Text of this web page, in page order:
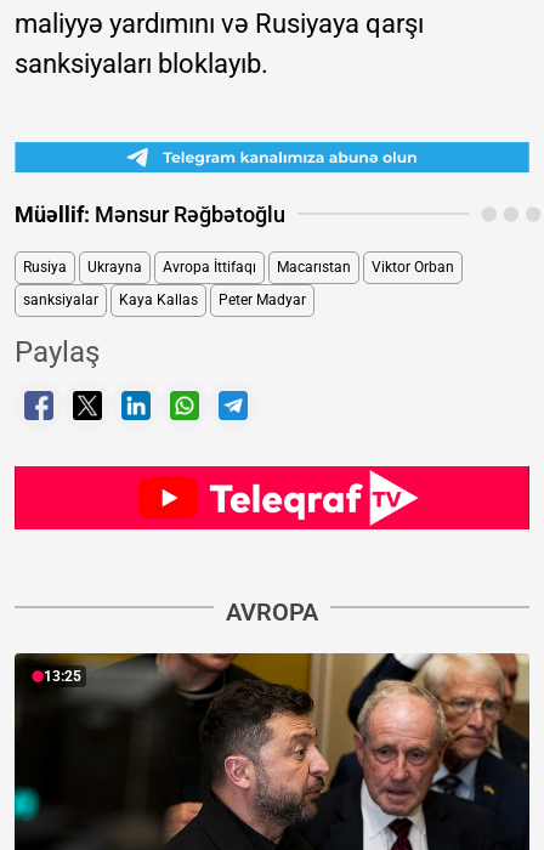
maliyyə yardımını və Rusiyaya qarşı
sanksiyaları bloklayıb.
Müəllif: Mənsur Rəğbətoğlu
Rusiya Ukrayna Avropa İttifaqı Macarıstan
Viktor Orban
sanksiyalar
Kaya Kallas Peter Madyar
Paylaş
AVROPA
13:25